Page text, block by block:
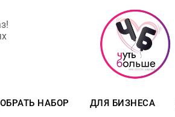
НАБОР ДЛЯ БИЗНЕСА